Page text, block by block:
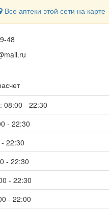
Все аптеки этой сети на карте
48
08:00 - 22:30
- 22:30
22:30
- 22:30
- 22:30
- 22:00